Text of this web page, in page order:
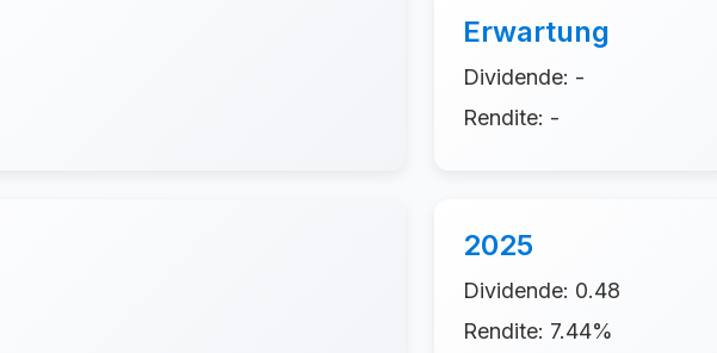
Erwartung
Dividende: -
Rendite: -
2025
Dividende: 0.48
Rendite: 7.44%